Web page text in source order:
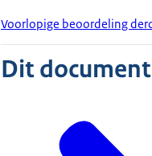
Voorlopige beoordeling
Dit